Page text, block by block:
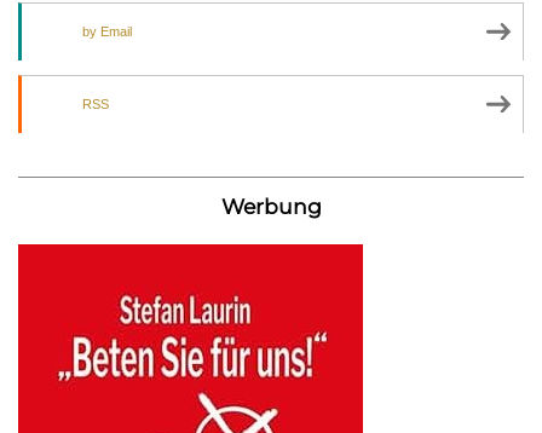
by Email
RSS
Werbung